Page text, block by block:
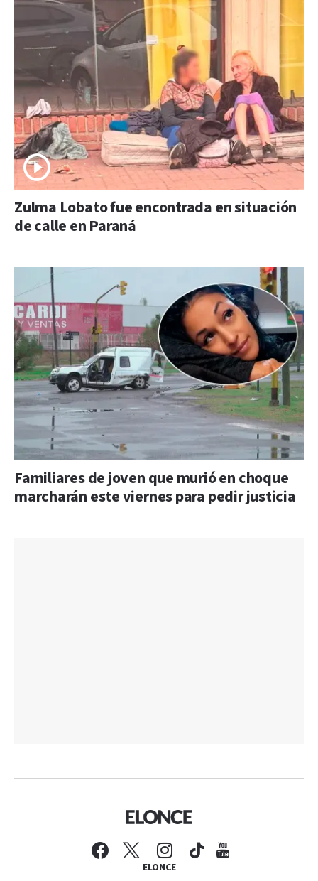
Zulma Lobato fue encontrada en situación
de calle en Paraná
Familiares de joven que murió en choque
marcharán este viernes para pedir justicia
ELONCE